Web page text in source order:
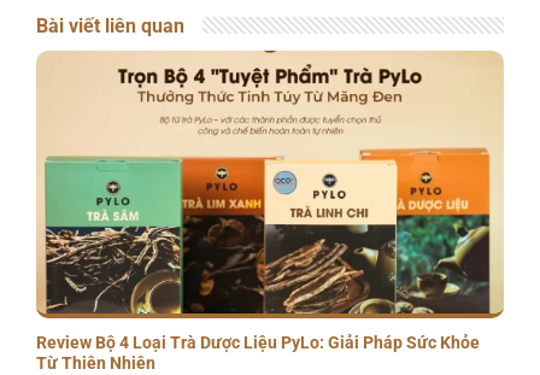
Bài viết liên quan
Review Bộ 4 Loại Trà Dược Liệu PyLo: Giải Pháp Sức Khỏe
Từ Thiên Nhiên